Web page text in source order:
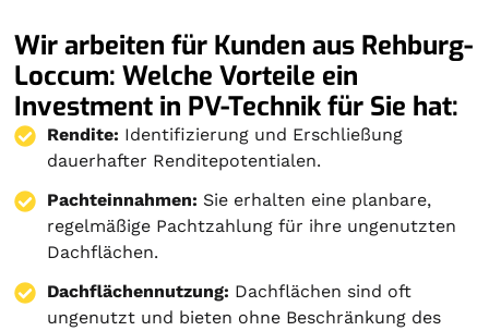
Wir arbeiten für Kunden aus Rehburg-
Loccum: Welche Vorteile ein
Investment in PV-Technik für Sie hat:
Rendite: Identifizierung und Erschließung
dauerhafter Renditepotentialen.
Pachteinnahmen: Sie erhalten eine planbare,
regelmäßige Pachtzahlung für ihre ungenutzten
Dachflächen.
Dachflächennutzung: Dachflächen sind oft
ungenutzt und bieten ohne Beschränkung des